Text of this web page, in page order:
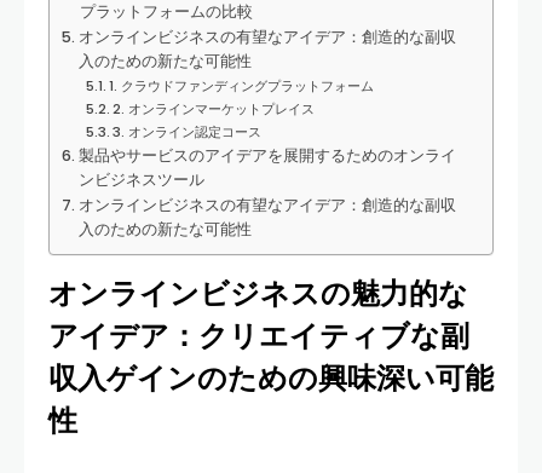
プラットフォームの比較
オンラインビジネスの有望なアイデア：創造的な副収
入のための新たな可能性
1.‍ クラウドファンディングプラットフォーム
2. オンラインマーケットプレイス
3. オンライン認定コース
製品やサービスのアイデアを展開するためのオンライ
ンビジネスツール
オンラインビジネスの有望なアイデア：創造的な副収
入のための新たな可能性
オンラインビジネスの魅力的な
アイデア：クリエイティブな副
収入ゲインのための興味深い可能
性